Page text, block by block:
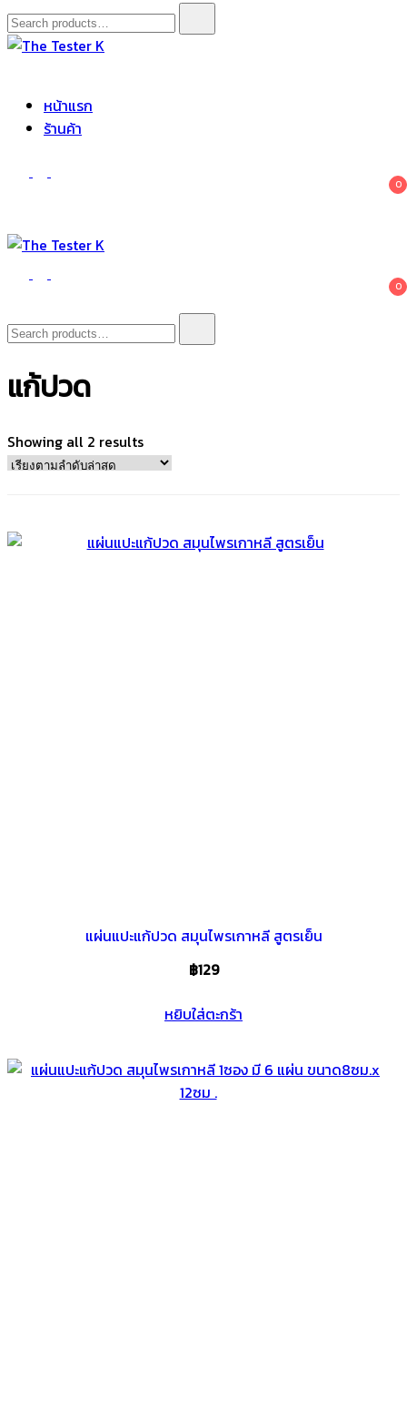
Search
for:
หน้าแรก
ร้านค้า
0
The Tester K
Korean cosmetics 0
Search
for:
แก้ปวด
Showing all 2 resultsSorted
แผ่นแปะแก้ปวด สมุนไพรเกาหลี สูตรเย็น
฿129
หยิบใส่ตะกร้า